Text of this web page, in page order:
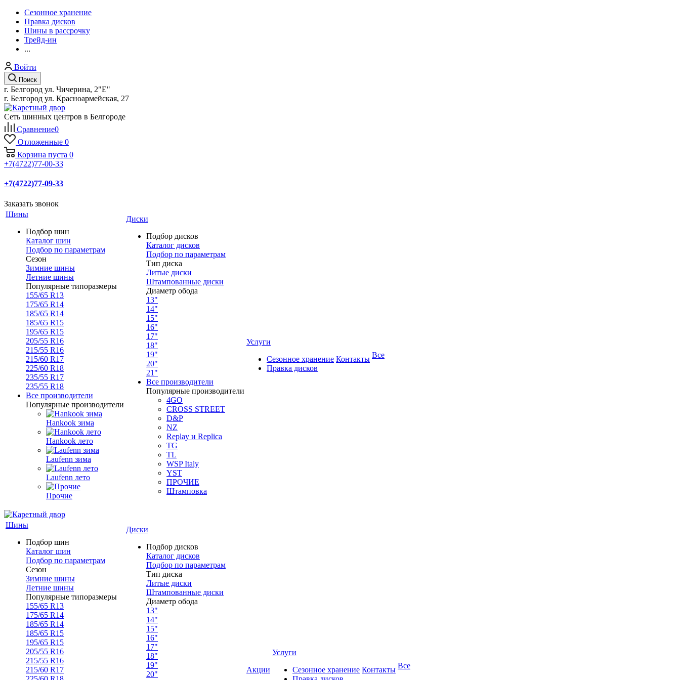
Сезонное хранение
Правка дисков
Шины в рассрочку
Трейд-ин
...
Войти
Поиск
г. Белгород ул. Чичерина, 2"Е"
г. Белгород ул. Красноармейская, 27
Сеть шинных центров в Белгороде
Сравнение0
Отложенные 0
Корзина пуста 0
+7(4722)77-00-33
+7(4722)77-09-33
Заказать звонок
Шины
Подбор шин
Каталог шин
Подбор по параметрам
Сезон
Зимние шины
Летние шины
Популярные типоразмеры
155/65 R13
175/65 R14
185/65 R14
185/65 R15
195/65 R15
205/55 R16
215/55 R16
215/60 R17
225/60 R18
235/55 R17
235/55 R18
Все производители
Популярные производители
Hankook зима
Hankook лето
Laufenn зима
Laufenn лето
Прочие
Диски
Подбор дисков
Каталог дисков
Подбор по параметрам
Тип диска
Литые диски
Штампованные диски
Диаметр обода
13"
14"
15"
16"
17"
18"
19"
20"
21"
Все производители
Популярные производители
4GO
CROSS STREET
D&P
NZ
Replay и Replica
TG
TL
WSP Italy
YST
ПРОЧИЕ
Штамповка
Услуги
Сезонное хранение
Правка дисков
Контакты Все
Шины
Подбор шин
Каталог шин
Подбор по параметрам
Сезон
Зимние шины
Летние шины
Популярные типоразмеры
155/65 R13
175/65 R14
185/65 R14
185/65 R15
195/65 R15
205/55 R16
215/55 R16
215/60 R17
Диски
Подбор дисков
Каталог дисков
Подбор по параметрам
Тип диска
Литые диски
Штампованные диски
Диаметр обода
13"
14"
15"
16"
17"
18"
19"
20"
Акции
Услуги
Сезонное хранение Контакты Все